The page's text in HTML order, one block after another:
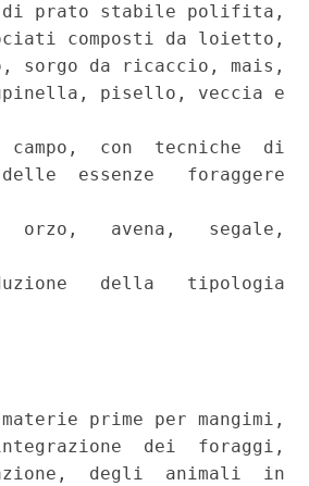
prato stabile polifita,
composti da loietto,
sorgo da ricaccio, mais,
pisello, veccia e
campo,  con  tecniche  di
essenze   foraggere
orzo,   avena,   segale,
della   tipologia
prime per mangimi,
dei  foraggi,
degli  animali  in